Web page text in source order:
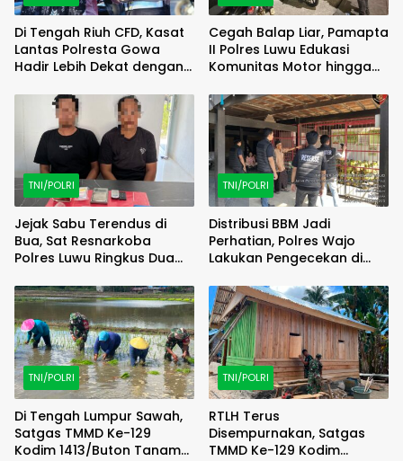
Di Tengah Riuh CFD, Kasat
Lantas Polresta Gowa
Hadir Lebih Dekat dengan
Cegah Balap Liar, Pamapta
II Polres Luwu Edukasi
Komunitas Motor hingga
TNI/POLRI
Jejak Sabu Terendus di
Bua, Sat Resnarkoba
Polres Luwu Ringkus Dua
TNI/POLRI
Distribusi BBM Jadi
Perhatian, Polres Wajo
Lakukan Pengecekan di
TNI/POLRI
Di Tengah Lumpur Sawah,
Satgas TMMD Ke-129
Kodim 1413/Buton Tanam
TNI/POLRI
RTLH Terus
Disempurnakan, Satgas
TMMD Ke-129 Kodim